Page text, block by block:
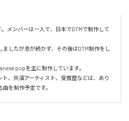
メンバーは一人で、日本でDTMで制作して
したが息が続かず、その後はDTM制作をし
popを主に制作しています。
、共演アーティスト、受賞歴などは、あり
を制作予定です。